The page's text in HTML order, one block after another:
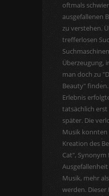
oftmals
ausgefallenen
zu verstehen.
trefferlosen
Überzeugung,
man doch zu
Beauty"
Erlebnis
tatsächlich erst
später. Die
Musik
Kreation des
Cat",
Musik, mehr
werden.